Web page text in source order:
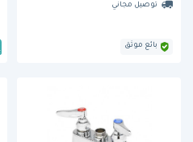
توصيل مجاني
بائع موثق